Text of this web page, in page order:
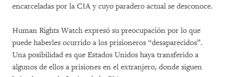
encarceladas por la CIA y cuyo paradero actual se desconoce.
Human Rights Watch expresó su preocupación por lo que
puede haberles ocurrido a los prisioneros “desaparecidos”.
Una posibilidad es que Estados Unidos haya transferido a
algunos de ellos a prisiones en el extranjero, donde siguen